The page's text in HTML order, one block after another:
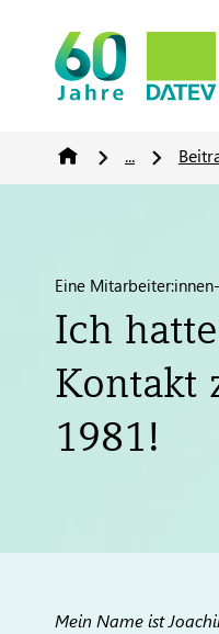
...
Eine
Ich
Kontakt
1981!
Mein Name ist